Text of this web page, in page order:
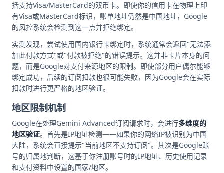
括支持Visa/MasterCard的双币卡。即使你的信用卡在物理上印
有Visa或MasterCard标识，账单地址仍然是中国地址，Google
的风控系统会检测到这一点并拒绝绑定。
实测发现，尝试使用国内银行卡绑定时，系统通常会返回"无法添
加此付款方式"或"付款被拒绝"的错误提示。这并非卡片本身的问
题，而是Google对支付来源地区的限制。即使部分用户偶尔能够
绑定成功，后续的订阅扣款也很可能失败，因为Google会在实际
扣款时进行更严格的地区验证。
地区限制机制
Google在处理Gemini Advanced订阅请求时，会进行多维度的
地区验证。首先是IP地址检测——如果你的网络IP被识别为中国
大陆，系统会直接提示"当前地区不支持订阅"。其次是Google账
号的归属地判断，这基于你注册账号时的IP地址、历史使用记录
和支付资料中设置的国家/地区。